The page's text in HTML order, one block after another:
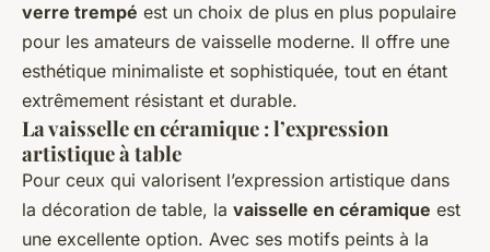
verre trempé est un choix de plus en plus populaire
pour les amateurs de vaisselle moderne. Il offre une
esthétique minimaliste et sophistiquée, tout en étant
extrêmement résistant et durable.
La vaisselle en céramique : l’expression
artistique à table
Pour ceux qui valorisent l’expression artistique dans
la décoration de table, la vaisselle en céramique est
une excellente option. Avec ses motifs peints à la